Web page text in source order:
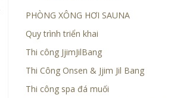
PHÒNG XÔNG HƠI SAUNA
Quy trình triển khai
Thi công JjimJilBang
Thi Công Onsen & Jjim Jil Bang
Thi công spa đá muối